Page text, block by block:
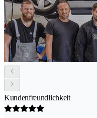
Kundenfreundlichkeit